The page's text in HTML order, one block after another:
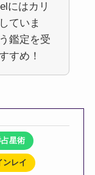
にはカリ
ていま
鑑定を受
すめ！
星術
ンレイ